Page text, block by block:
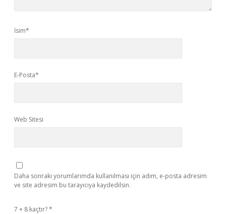
İsim*
E-Posta*
Web Sitesi
Daha sonraki yorumlarımda kullanılması için adım, e-posta adresim
ve site adresim bu tarayıcıya kaydedilsin.
7 + 8 kaçtır?*